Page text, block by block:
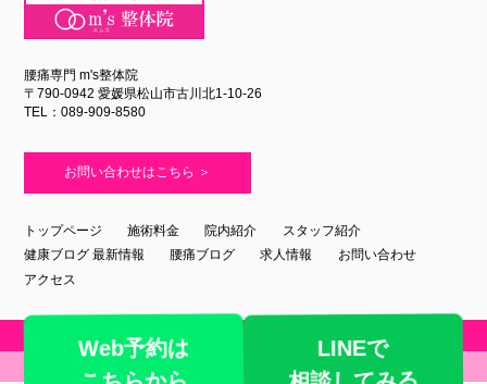
腰痛専門 m's整体院
〒790-0942 愛媛県松山市古川北1-10-26
TEL：089-909-8580
お問い合わせはこちら ＞
トップページ 施術料金 院内紹介
スタッフ紹介
健康ブログ 最新情報
腰痛ブログ 求人情報
お問い合わせ
アクセス
Copyright ©
Web予約は LINEで